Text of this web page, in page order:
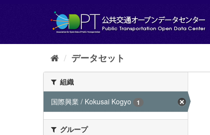
し
データセット
組織
国際興業 / Kokusai Kogyo
1
グループ